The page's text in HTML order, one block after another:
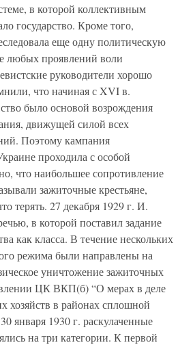
в которой коллективным
государство. Кроме того,
еще одну политическую
любых проявлений воли
руководители хорошо
что начиная с XVI в.
было основой возрождения
движущей силой всех
Поэтому кампания
проходила с особой
что наибольшее сопротивление
зажиточные крестьяне,
терять. 27 декабря 1929 г. И.
в которой поставил задание
как класса. В течение нескольких
режима были направлены на
уничтожение зажиточных
ЦК ВКП(б) “О мерах в деле
хозяйств в районах сплошной
января 1930 г. раскулаченные
на три категории. К первой